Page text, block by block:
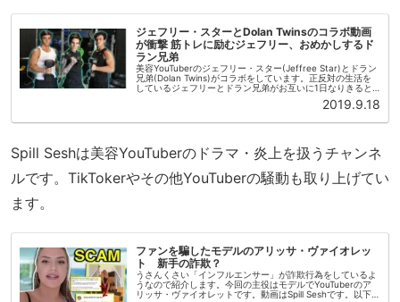
ジェフリー・スターとDolan Twinsのコラボ動画
が衝撃 筋トレに励むジェフリー、おめかしするド
ラン兄弟
美容YouTuberのジェフリー・スター(Jeffree Star)とドラン
兄弟(Dolan Twins)がコラボをしています。正反対の生活を
しているジェフリーとドラン兄弟がお互いに1日なりきると
いう企画です。ジェフリー・スターはレッドブル...2019.9.18
Spill Seshは美容YouTuberのドラマ・炎上を扱うチャンネ
ルです。TikTokerやその他YouTuberの騒動も取り上げてい
ます。
ファンを騙したモデルのアリッサ・ヴァイオレッ
ト 新手の詐欺？
うさんくさい「インフルエンサー」が詐欺行為をしているよ
うなので紹介します。今回の主役はモデルでYouTuberのア
リッサ・ヴァイオレットです。動画はSpill Seshです。以下